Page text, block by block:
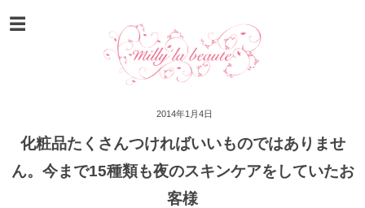
2014年1月4日
化粧品たくさんつければいいものではありませ
ん。今まで15種類も夜のスキンケアをしていたお
客様